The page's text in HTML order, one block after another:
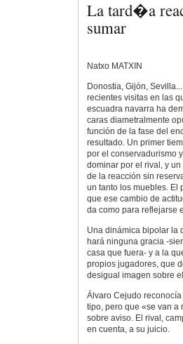
La tard�a
sumar
Natxo MATXIN
Donostia, Gijón,
recientes visitas en las
escuadra navarra ha
caras diametralmente
función de la fase del
resultado. Un primer
por el conservadurismo
dominar por el rival, y
de la reacción sin
un tanto los muebles. El
que ese cambio de
da como para reflejarse
Una dinámica bipolar la
hará ninguna gracia -
casa que fuera- y a la
propios jugadores, que
desigual imagen sobre
Álvaro Cejudo
tipo, pero que «se van a
sobre aviso. El rival,
en cuenta, a su juicio.